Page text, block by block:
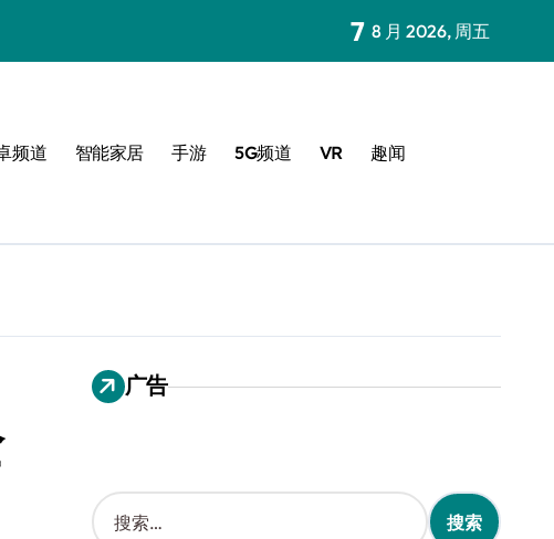
7 8 月 2026, 周五
频道 智能家居 手游 5G频道 VR 趣闻
广告
搜
索